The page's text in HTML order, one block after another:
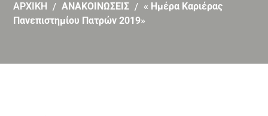
ΑΡΧΙΚΗ ΑΝΑΚΟΙΝΩΣΕΙΣ
« Ημέρα Καριέρας
Πανεπιστημίου Πατρών 2019»